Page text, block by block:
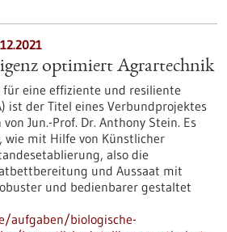
optimiert Agrartechnik
eine effiziente und resiliente
ist der Titel eines Verbundprojektes
Jun.-Prof. Dr. Anthony Stein. Es
mit Hilfe von Künstlicher
also die
und Aussaat mit
und bedienbarer gestaltet
aufgaben/biologische-